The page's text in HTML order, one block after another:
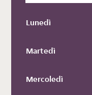
Lunedì
Martedì
Mercoledì